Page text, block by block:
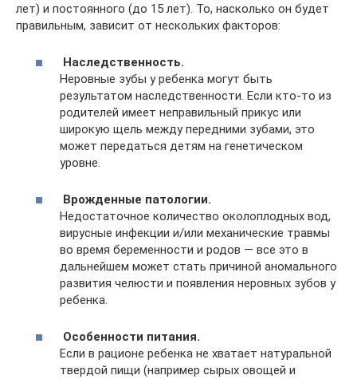
лет) и постоянного (до 15 лет). То, насколько он будет
правильным, зависит от нескольких факторов:
Наследственность.
Неровные зубы у ребенка могут быть
результатом наследственности. Если кто-то из
родителей имеет неправильный прикус или
широкую щель между передними зубами, это
может передаться детям на генетическом
уровне.
Врожденные патологии.
Недостаточное количество околоплодных вод,
вирусные инфекции и/или механические травмы
во время беременности и родов — все это в
дальнейшем может стать причиной аномального
развития челюсти и появления неровных зубов у
ребенка.
Особенности питания.
Если в рационе ребенка не хватает натуральной
твердой пищи (например сырых овощей и